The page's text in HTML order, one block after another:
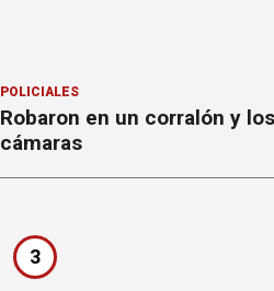
POLICIALES
Robaron en un corralón y
cámaras
3